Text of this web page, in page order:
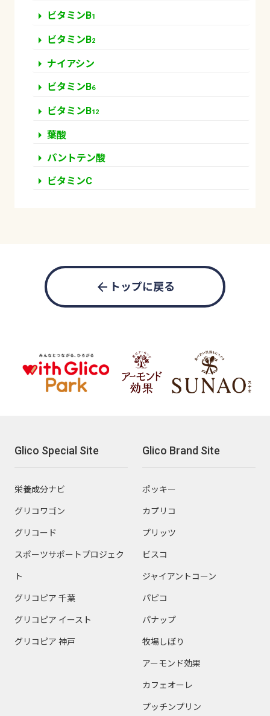
arrow_right ビタミンB1
arrow_right ビタミンB2
arrow_right ナイアシン
arrow_right ビタミンB6
arrow_right ビタミンB12
arrow_right 葉酸
arrow_right パントテン酸
arrow_right ビタミンC
arrow_back トップに戻る
Glico Special Site
栄養成分ナビ
グリコワゴン
グリコード
スポーツサポートプロジェク
ト
グリコピア 千葉
グリコピア イースト
グリコピア 神戸
Glico Brand Site
ポッキー
カプリコ
プリッツ
ビスコ
ジャイアントコーン
パピコ
パナップ
牧場しぼり
アーモンド効果
カフェオーレ
プッチンプリン